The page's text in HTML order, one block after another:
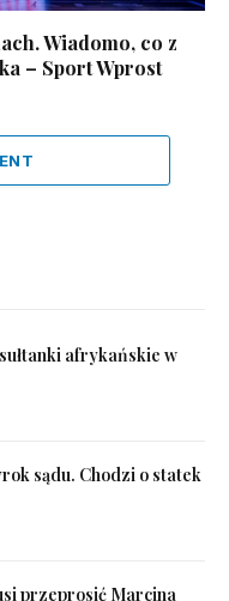
Wiadomo, co z
– Sport Wprost
afrykańskie w
sądu. Chodzi o statek
przeprosić Marcina